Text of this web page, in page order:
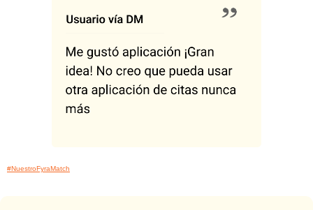
#NuestroFyraMatch